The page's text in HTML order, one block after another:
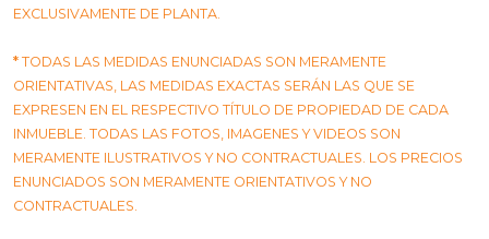
EXCLUSIVAMENTE DE PLANTA.
* TODAS LAS MEDIDAS ENUNCIADAS SON MERAMENTE
ORIENTATIVAS, LAS MEDIDAS EXACTAS SERÁN LAS QUE SE
EXPRESEN EN EL RESPECTIVO TÍTULO DE PROPIEDAD DE CADA
INMUEBLE. TODAS LAS FOTOS, IMAGENES Y VIDEOS SON
MERAMENTE ILUSTRATIVOS Y NO CONTRACTUALES. LOS PRECIOS
ENUNCIADOS SON MERAMENTE ORIENTATIVOS Y NO
CONTRACTUALES.